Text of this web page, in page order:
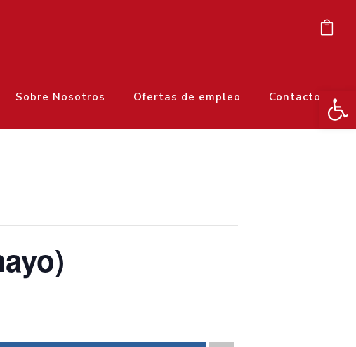
Sobre Nosotros Ofertas de empleo Contacto